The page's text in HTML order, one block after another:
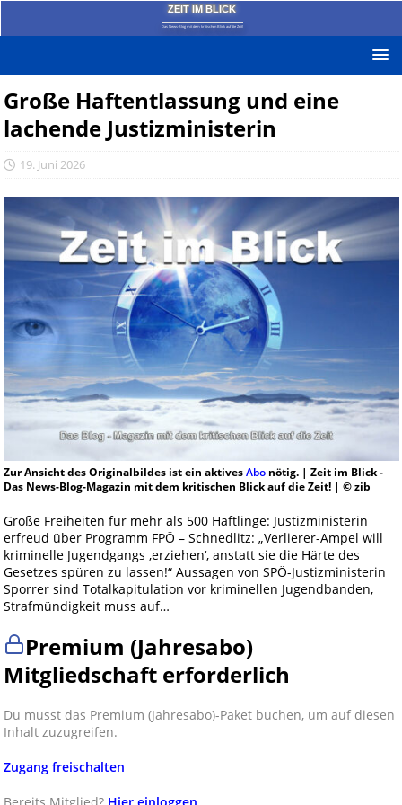
ZEIT IM BLICK
Das News-Blog mit dem kritischen Blick auf die Zeit!
Große Haftentlassung und eine
lachende Justizministerin
19. Juni 2026
Zur Ansicht des Originalbildes ist ein aktivesAbonötig. | Zeit im Blick -
Das News-Blog-Magazin mit dem kritischen Blick auf die Zeit! | © zib
Große Freiheiten für mehr als 500 Häftlinge: Justizministerin
erfreud über Programm FPÖ – Schnedlitz: „Verlierer-Ampel will
kriminelle Jugendgangs ‚erziehen‘, anstatt sie die Härte des
Gesetzes spüren zu lassen!“ Aussagen von SPÖ-Justizministerin
Sporrer sind Totalkapitulation vor kriminellen Jugendbanden,
Strafmündigkeit muss auf…
Premium (Jahresabo)
Mitgliedschaft erforderlich
Du musst das Premium (Jahresabo)-Paket buchen, um auf diesen
Inhalt zuzugreifen.
Zugang freischalten